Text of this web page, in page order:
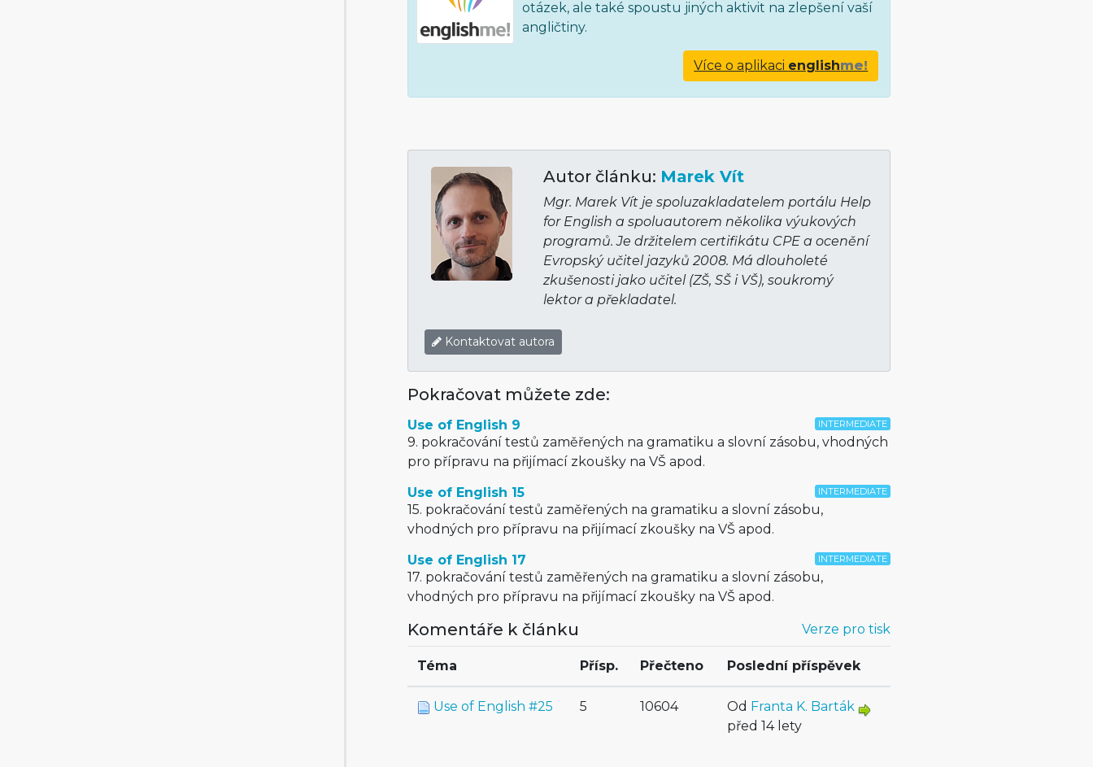
otázek, ale také spoustu jiných aktivit na zlepšení vaší
angličtiny.
Více o aplikaci englishme!
Autor článku: Marek Vít
Mgr. Marek Vít je spoluzakladatelem portálu Help
for English a spoluautorem několika výukových
programů. Je držitelem certifikátu CPE a ocenění
Evropský učitel jazyků 2008. Má dlouholeté
zkušenosti jako učitel (ZŠ, SŠ i VŠ), soukromý
lektor a překladatel.
Kontaktovat autora
Pokračovat můžete zde:
INTERMEDIATE
Use of English 9
9. pokračování testů zaměřených na gramatiku a slovní zásobu, vhodných
pro přípravu na přijímací zkoušky na VŠ apod.
INTERMEDIATE
Use of English 15
15. pokračování testů zaměřených na gramatiku a slovní zásobu,
vhodných pro přípravu na přijímací zkoušky na VŠ apod.
INTERMEDIATE
Use of English 17
17. pokračování testů zaměřených na gramatiku a slovní zásobu,
vhodných pro přípravu na přijímací zkoušky na VŠ apod.
Verze pro tisk
Komentáře k článku
Téma Přísp. Přečteno Poslední příspěvek
Use of English #25 5 10604 Od Franta K. Barták
před 14 lety